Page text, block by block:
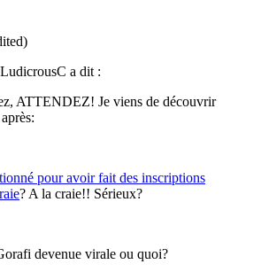
a dit :
ATTENDEZ! Je viens de découvrir
pour avoir fait des inscriptions
? A la craie!! Sérieux?
devenue virale ou quoi?